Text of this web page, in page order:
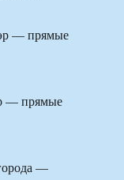
— прямые
— прямые
—